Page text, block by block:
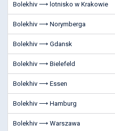
Bolekhiv ⟶ lotnisko w Krakowie
Bolekhiv ⟶ Norymberga
Bolekhiv ⟶ Gdansk
Bolekhiv ⟶ Bielefeld
Bolekhiv ⟶ Essen
Bolekhiv ⟶ Hamburg
Bolekhiv ⟶ Warszawa